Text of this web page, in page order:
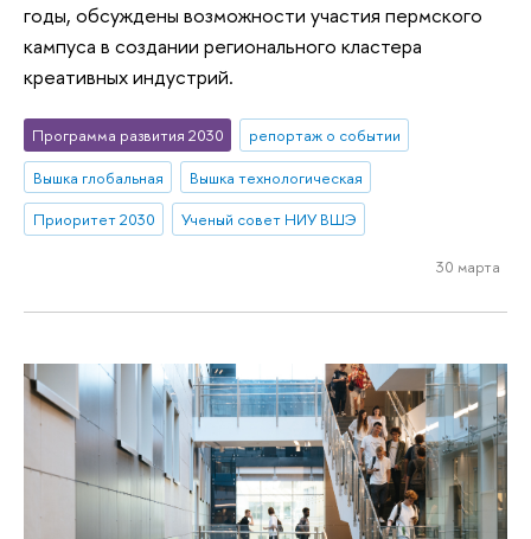
годы, обсуждены возможности участия пермского
кампуса в создании регионального кластера
креативных индустрий.
Программа развития 2030
репортаж о событии
Вышка глобальная
Вышка технологическая
Приоритет 2030
Ученый совет НИУ ВШЭ
30 марта